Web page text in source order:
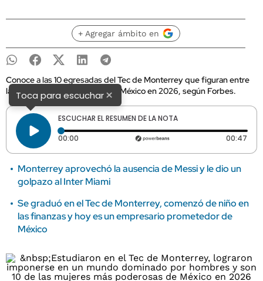
+ Agregar ámbito en
Conoce a las 10 egresadas del Tec de Monterrey que figuran entre
las mujeres más poderosas de México en 2026, según Forbes.
Toca para escuchar×
ESCUCHAR EL RESUMEN DE LA NOTA
00:00 Tiempo transcurrido: 0 segundos 00:47
Monterrey aprovechó la ausencia de Messi y le dio un
golpazo al Inter Miami
Se graduó en el Tec de Monterrey, comenzó de niño en
las finanzas y hoy es un empresario prometedor de
México